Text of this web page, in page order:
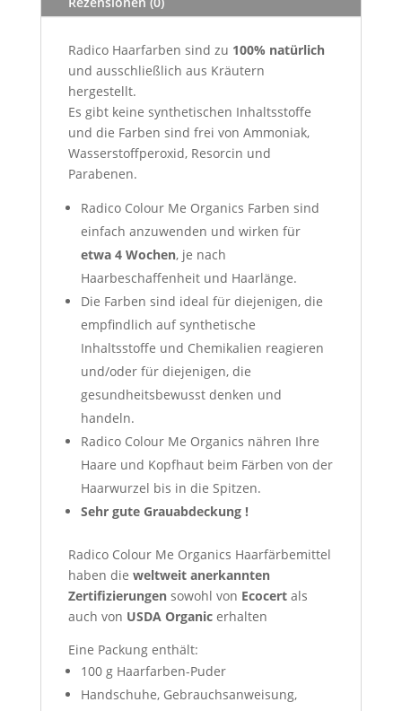
Radico Haarfarben sind zu 100% natürlich
und ausschließlich aus Kräutern
hergestellt.
Es gibt keine synthetischen Inhaltsstoffe
und die Farben sind frei von Ammoniak,
Wasserstoffperoxid, Resorcin und
Parabenen.
Radico Colour Me Organics Farben sind
einfach anzuwenden und wirken für
etwa 4 Wochen, je nach
Haarbeschaffenheit und Haarlänge.
Die Farben sind ideal für diejenigen, die
empfindlich auf synthetische
Inhaltsstoffe und Chemikalien reagieren
und/oder für diejenigen, die
gesundheitsbewusst denken und
handeln.
Radico Colour Me Organics nähren Ihre
Haare und Kopfhaut beim Färben von der
Haarwurzel bis in die Spitzen.
Sehr gute Grauabdeckung !
Radico Colour Me Organics Haarfärbemittel
haben die weltweit anerkannten
Zertifizierungensowohl von Ecocertals
auch von USDA Organicerhalten
Eine Packung enthält:
100 g Haarfarben-Puder
Handschuhe, Gebrauchsanweisung,